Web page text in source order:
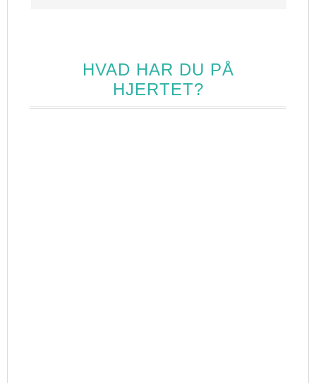
HVAD HAR DU PÅ
HJERTET?